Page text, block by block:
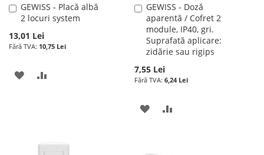
GEWISS - Placă albă
2 locuri system
13,01 Lei
10,75 Lei
Adauga
în
ADAUGATI
GEWISS - Doză
aparentă / Cofret 2
module, IP40, gri.
Suprafată aplicare:
zidărie sau rigips
7,55 Lei
6,24 Lei
Adauga
în
cos
ADAUGATI